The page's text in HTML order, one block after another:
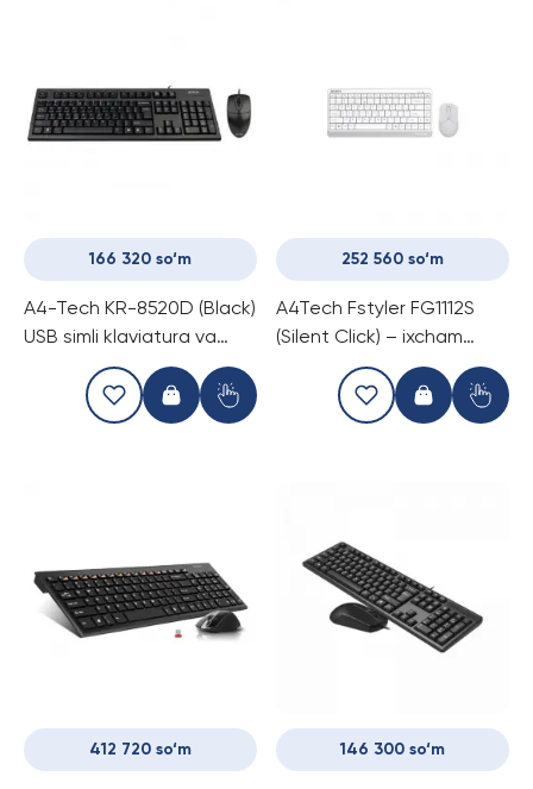
166 320 so‘m
A4-Tech KR-8520D (Black)
USB simli klaviatura va
sichqonchadan iborat
komplekt
252 560 so‘m
A4Tech Fstyler FG1112S
(Silent Click) – ixcham
simsiz to‘plam (oq rang)
412 720 so‘m 146 300 so‘m